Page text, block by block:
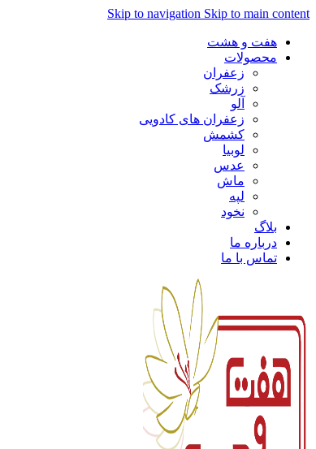
Skip to navigation Skip to main content
هفت و هشت
محصولات
زعفران
زرشک
آلو
زعفران های کادویی
کشمش
لوبیا
عدس
ماش
لپه
نخود
بلاگ
درباره ما
تماس با ما